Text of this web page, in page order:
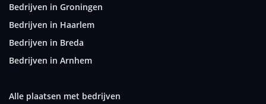
Bedrijven in Groningen
Bedrijven in Haarlem
Bedrijven in Breda
Bedrijven in Arnhem
Alle plaatsen met bedrijven